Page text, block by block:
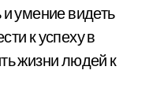
умение видеть
к успеху в
жизни людей к